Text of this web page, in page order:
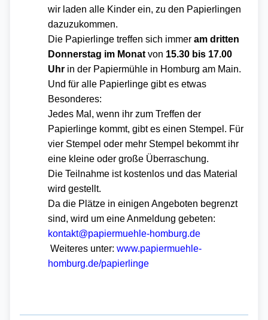
wir laden alle Kinder ein, zu den Papierlingen
dazuzukommen.
Die Papierlinge treffen sich immeram dritten
Donnerstag im Monatvon 15.30 bis 17.00
Uhr in der Papiermühle in Homburg am Main.
Und für alle Papierlinge gibt es etwas
Besonderes:
Jedes Mal, wenn ihr zum Treffen der
Papierlinge kommt, gibt es einen Stempel. Für
vier Stempel oder mehr Stempel bekommt ihr
eine kleine oder große Überraschung.
Die Teilnahme ist kostenlos und das Material
wird gestellt.
Da die Plätze in einigen Angeboten begrenzt
sind, wird um eine Anmeldung gebeten:
kontakt@papiermuehle-homburg.de
Weiteres unter:www.papiermuehle-
homburg.de/papierlinge